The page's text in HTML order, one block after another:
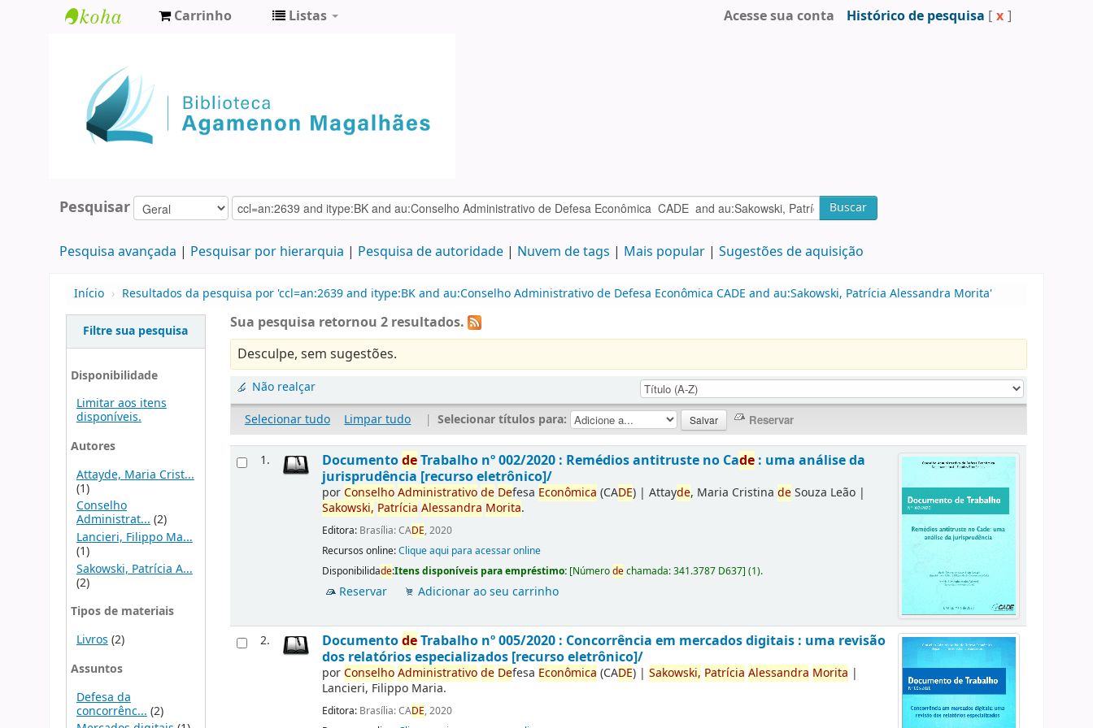
Agamenon
Magalhães
Carrinho Listas Acesse sua conta Histórico de pesquisa [ x ]
Pesquisar Buscar
Pesquisa avançada Pesquisar por hierarquia Pesquisa de autoridade Nuvem de tags Mais popular Sugestões de aquisição
Início › Resultados da pesquisa por 'ccl=an:2639 and itype:BK and au:Conselho Administrativo de Defesa Econômica CADE and au:Sakowski, Patrícia Alessandra Morita'
Filtre sua pesquisa
Disponibilidade
Limitar aos itens
disponíveis.
Autores
Attayde, Maria Crist...
(1)
Conselho
Administrat...(2)
Lancieri, Filippo Ma...
(1)
Sakowski, Patrícia A...
(2)
Tipos de materiais
Livros (2)
Assuntos
Defesa da
concorrênc... (2)
Sua pesquisa retornou 2 resultados.
Desculpe, sem sugestões.
Não realçar
Selecionar tudo
Limpar tudo | Selecionar títulos para:
1. DocumentodeTrabalho nº 002/2020 : Remédios antitruste no Cade : uma análise da
jurisprudência [recurso eletrônico]/
porConselhoAdministrativode Defesa Econômica (CADE) |Attayde, Maria CristinadeSouza Leão |
Sakowski, Patrícia Alessandra Morita.
Editora: Brasília: CADE, 2020
Recursos online:Clique aqui para acessar online
Disponibilidade:Itens disponíveis para empréstimo: [Númerodechamada:341.3787 D637](1).
Reservar Adicionar ao seu carrinho
2. DocumentodeTrabalho nº 005/2020 : Concorrência em mercados digitais : uma revisão
dos relatórios especializados [recurso eletrônico]/
porConselhoAdministrativode Defesa Econômica (CADE) |Sakowski, Patrícia Alessandra Morita |
Lancieri, Filippo Maria.
Editora: Brasília: CADE, 2020